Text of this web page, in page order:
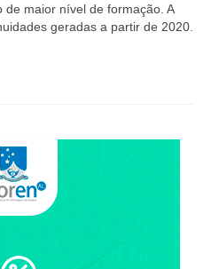
maior nível de formação. A
geradas a partir de 2020.